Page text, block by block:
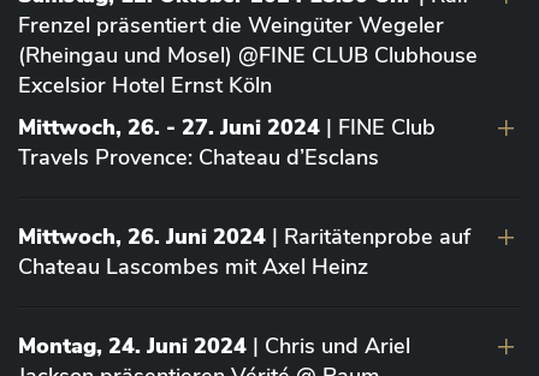
Frenzel präsentiert die Weingüter Wegeler
(Rheingau und Mosel) @FINE CLUB Clubhouse
Excelsior Hotel Ernst Köln
Mittwoch, 26. - 27. Juni 2024 | FINE Club
Travels Provence: Chateau d’Esclans
Mittwoch, 26. Juni 2024 | Raritätenprobe auf
Chateau Lascombes mit Axel Heinz
Montag, 24. Juni 2024 | Chris und Ariel